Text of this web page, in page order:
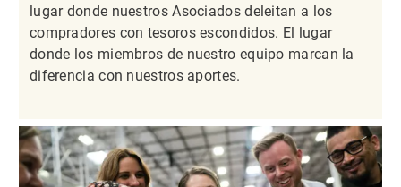
lugar donde nuestros Asociados deleitan a los
compradores con tesoros escondidos. El lugar
donde los miembros de nuestro equipo marcan la
diferencia con nuestros aportes.